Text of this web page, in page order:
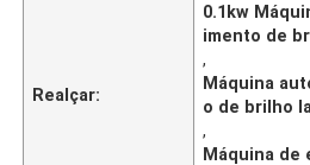
Realçar:
0.1kw
imento de
,
Máquina
o de brilho
,
Máquina de